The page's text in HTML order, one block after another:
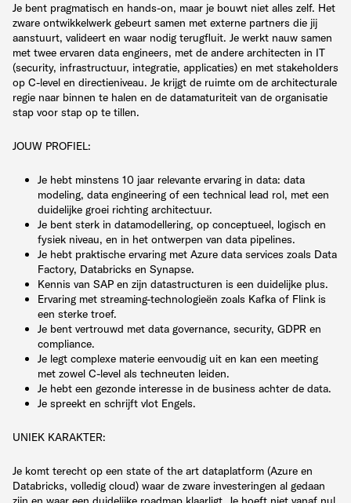
Je bent pragmatisch en hands-on, maar je bouwt niet alles zelf. Het
zware ontwikkelwerk gebeurt samen met externe partners die jij
aanstuurt, valideert en waar nodig terugfluit. Je werkt nauw samen
met twee ervaren data engineers, met de andere architecten in IT
(security, infrastructuur, integratie, applicaties) en met stakeholders
op C-level en directieniveau. Je krijgt de ruimte om de architecturale
regie naar binnen te halen en de datamaturiteit van de organisatie
stap voor stap op te tillen.
JOUW PROFIEL:
Je hebt minstens 10 jaar relevante ervaring in data: data
modeling, data engineering of een technical lead rol, met een
duidelijke groei richting architectuur.
Je bent sterk in datamodellering, op conceptueel, logisch en
fysiek niveau, en in het ontwerpen van data pipelines.
Je hebt praktische ervaring met Azure data services zoals Data
Factory, Databricks en Synapse.
Kennis van SAP en zijn datastructuren is een duidelijke plus.
Ervaring met streaming-technologieën zoals Kafka of Flink is
een sterke troef.
Je bent vertrouwd met data governance, security, GDPR en
compliance.
Je legt complexe materie eenvoudig uit en kan een meeting
met zowel C-level als techneuten leiden.
Je hebt een gezonde interesse in de business achter de data.
Je spreekt en schrijft vlot Engels.
UNIEK KARAKTER:
Je komt terecht op een state of the art dataplatform (Azure en
Databricks, volledig cloud) waar de zware investeringen al gedaan